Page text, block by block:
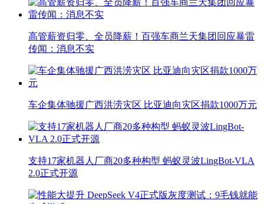
高管薪资归零、全员降薪！百强车商兰天集团回应暴雷
传闻：消息不实
车企集体驰援广西洪涝灾区 比亚迪向灾区捐款1000万元
支持17家机器人厂商20多种构型 蚂蚁灵波LingBot-VLA
2.0正式开源